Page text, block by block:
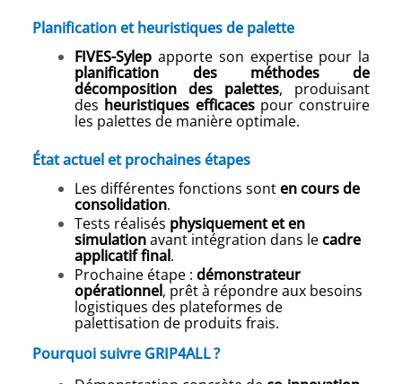
Planification et heuristiques de palette
FIVES-Sylep apporte son expertise pour la
planification des méthodes de
décomposition des palettes, produisant
des heuristiques efficacespour construire
les palettes de manière optimale.
État actuel et prochaines étapes
Les différentes fonctions sonten cours de
consolidation.
Tests réalisés physiquement et en
simulationavant intégration dans lecadre
applicatif final.
Prochaine étape :démonstrateur
opérationnel, prêt à répondre aux besoins
logistiques des plateformes de
palettisation de produits frais.
Pourquoi suivre GRIP4ALL?